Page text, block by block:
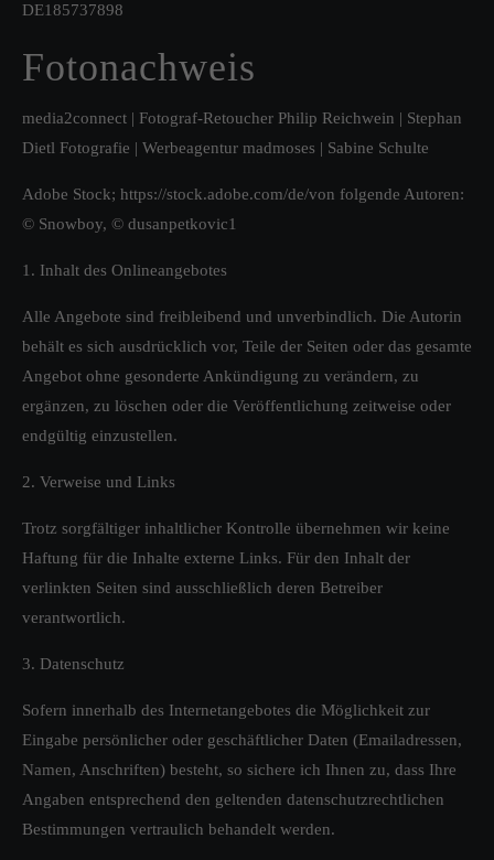
DE185737898
Fotonachweis
media2connect | Fotograf-Retoucher Philip Reichwein | Stephan
Dietl Fotografie | Werbeagentur madmoses | Sabine Schulte
Adobe Stock; https://stock.adobe.com/de/von folgende Autoren:
© Snowboy, © dusanpetkovic1
1. Inhalt des Onlineangebotes
Alle Angebote sind freibleibend und unverbindlich. Die Autorin
behält es sich ausdrücklich vor, Teile der Seiten oder das gesamte
Angebot ohne gesonderte Ankündigung zu verändern, zu
ergänzen, zu löschen oder die Veröffentlichung zeitweise oder
endgültig einzustellen.
2. Verweise und Links
Trotz sorgfältiger inhaltlicher Kontrolle übernehmen wir keine
Haftung für die Inhalte externe Links. Für den Inhalt der
verlinkten Seiten sind ausschließlich deren Betreiber
verantwortlich.
3. Datenschutz
Sofern innerhalb des Internetangebotes die Möglichkeit zur
Eingabe persönlicher oder geschäftlicher Daten (Emailadressen,
Namen, Anschriften) besteht, so sichere ich Ihnen zu, dass Ihre
Angaben entsprechend den geltenden datenschutzrechtlichen
Bestimmungen vertraulich behandelt werden.